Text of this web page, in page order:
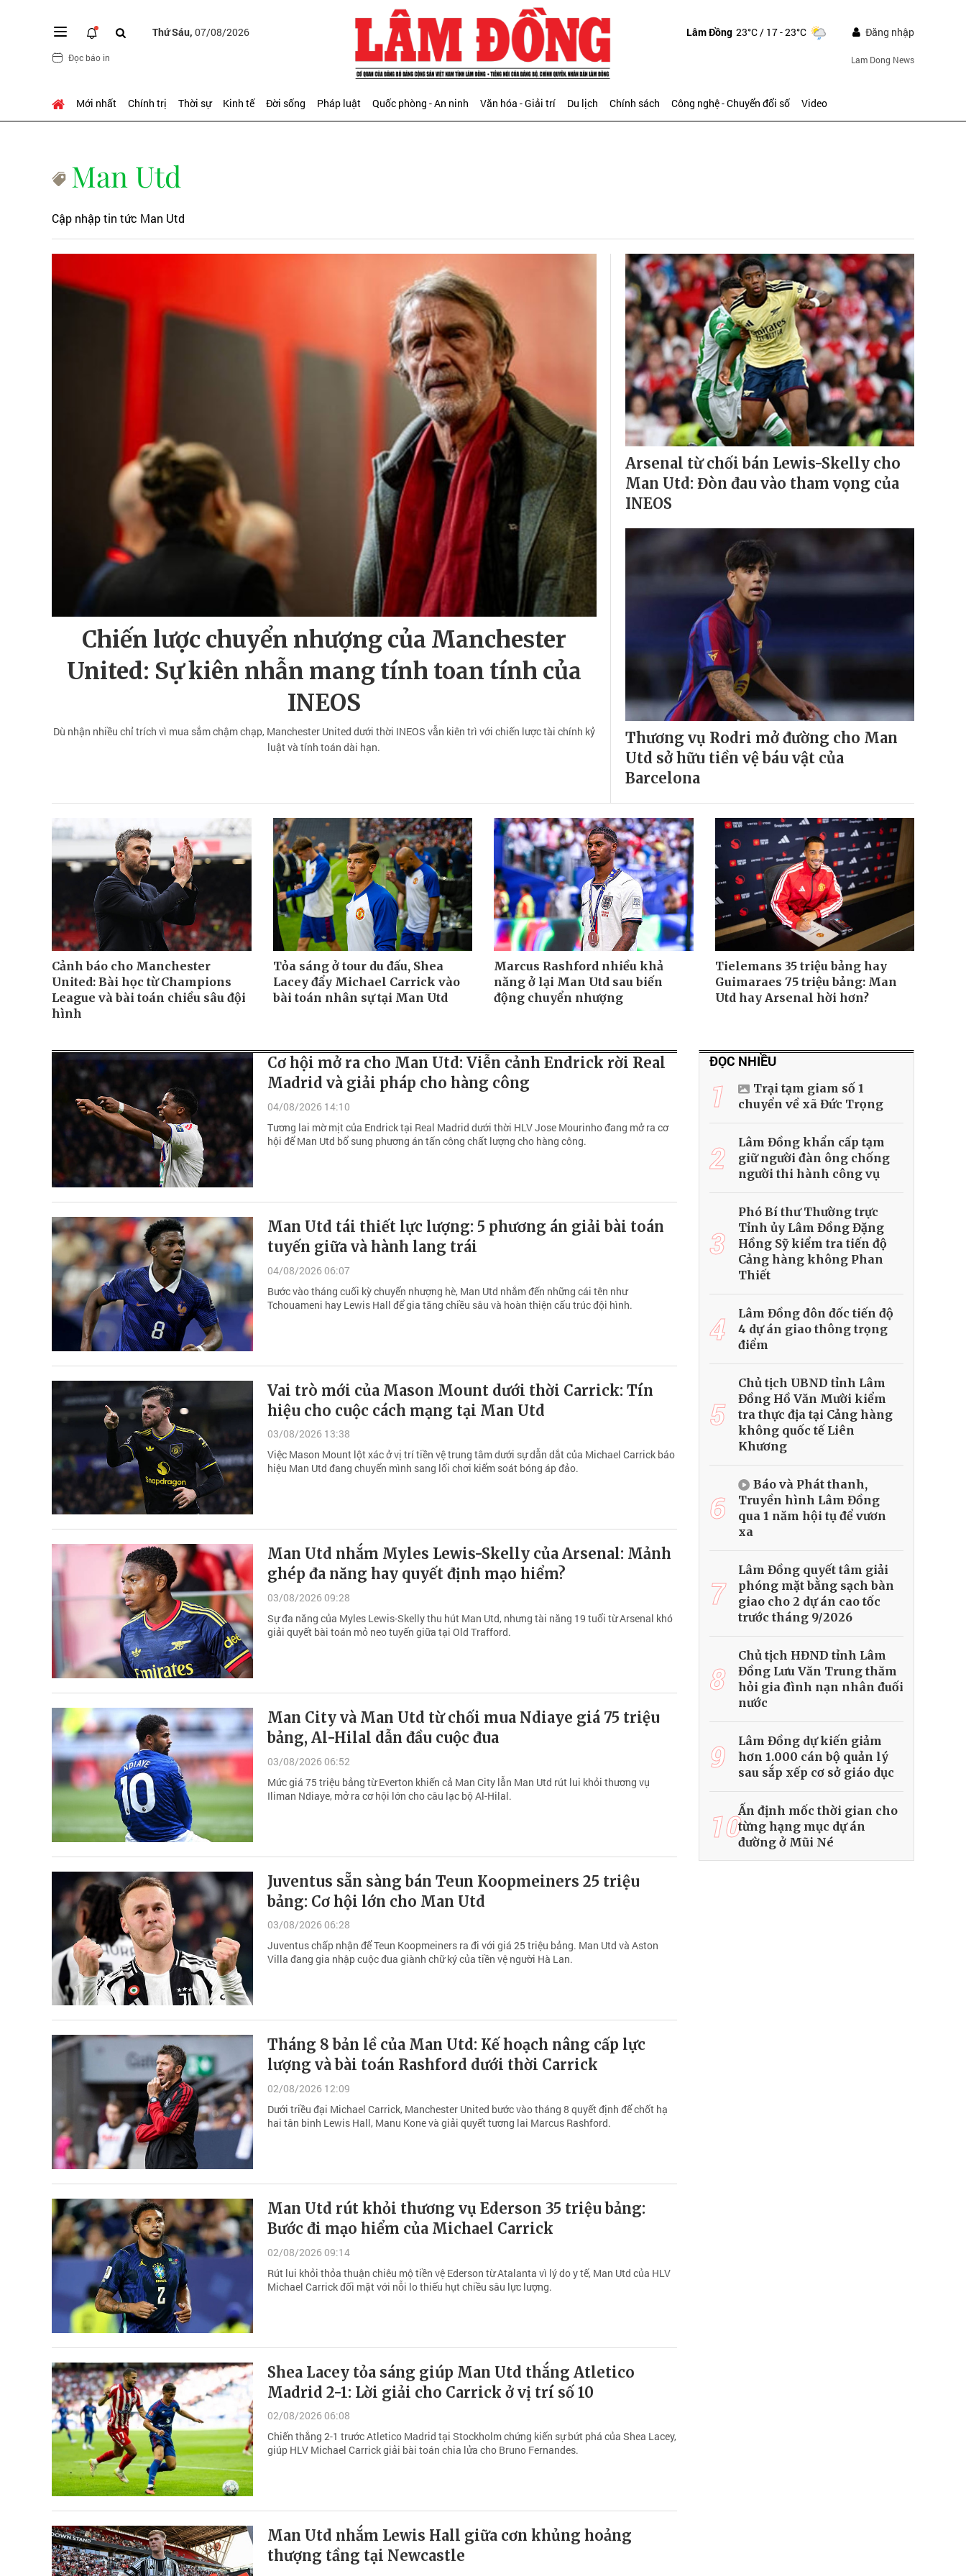
Thứ Sáu, 07/08/2026
Đọc báo in
Lâm Đồng 23°C/ 17 - 23°C Đăng nhập
Lam Dong News
Mới nhất Chính trị Thời sự Kinh tế Đời sống Pháp luật Quốc phòng - An ninh Văn hóa - Giải trí Du lịch Chính sách Công nghệ - Chuyển đổi số Video
Man Utd
Cập nhập tin tức Man Utd
Chiến lược chuyển nhượng của Manchester
United: Sự kiên nhẫn mang tính toan tính của
INEOS
Dù nhận nhiều chỉ trích vì mua sắm chậm chạp, Manchester United dưới thời INEOS vẫn kiên trì với chiến lược tài chính kỷ
luật và tính toán dài hạn.
Arsenal từ chối bán Lewis-Skelly cho
Man Utd: Đòn đau vào tham vọng của
INEOS
Thương vụ Rodri mở đường cho Man
Utd sở hữu tiền vệ báu vật của
Barcelona
Cảnh báo cho Manchester
United: Bài học từ Champions
League và bài toán chiều sâu đội
hình
Tỏa sáng ở tour du đấu, Shea
Lacey đẩy Michael Carrick vào
bài toán nhân sự tại Man Utd
Marcus Rashford nhiều khả
năng ở lại Man Utd sau biến
động chuyển nhượng
Tielemans 35 triệu bảng hay
Guimaraes 75 triệu bảng: Man
Utd hay Arsenal hời hơn?
Cơ hội mở ra cho Man Utd: Viễn cảnh Endrick rời Real
Madrid và giải pháp cho hàng công
04/08/2026 14:10
Tương lai mờ mịt của Endrick tại Real Madrid dưới thời HLV Jose Mourinho đang mở ra cơ
hội để Man Utd bổ sung phương án tấn công chất lượng cho hàng công.
Man Utd tái thiết lực lượng: 5 phương án giải bài toán
tuyến giữa và hành lang trái
04/08/2026 06:07
Bước vào tháng cuối kỳ chuyển nhượng hè, Man Utd nhắm đến những cái tên như
Tchouameni hay Lewis Hall để gia tăng chiều sâu và hoàn thiện cấu trúc đội hình.
Vai trò mới của Mason Mount dưới thời Carrick: Tín
hiệu cho cuộc cách mạng tại Man Utd
03/08/2026 13:38
Việc Mason Mount lột xác ở vị trí tiền vệ trung tâm dưới sự dẫn dắt của Michael Carrick báo
hiệu Man Utd đang chuyển mình sang lối chơi kiểm soát bóng áp đảo.
Man Utd nhắm Myles Lewis-Skelly của Arsenal: Mảnh
ghép đa năng hay quyết định mạo hiểm?
03/08/2026 09:28
Sự đa năng của Myles Lewis-Skelly thu hút Man Utd, nhưng tài năng 19 tuổi từ Arsenal khó
giải quyết bài toán mỏ neo tuyến giữa tại Old Trafford.
Man City và Man Utd từ chối mua Ndiaye giá 75 triệu
bảng, Al-Hilal dẫn đầu cuộc đua
03/08/2026 06:52
Mức giá 75 triệu bảng từ Everton khiến cả Man City lẫn Man Utd rút lui khỏi thương vụ
Iliman Ndiaye, mở ra cơ hội lớn cho câu lạc bộ Al-Hilal.
Juventus sẵn sàng bán Teun Koopmeiners 25 triệu
bảng: Cơ hội lớn cho Man Utd
03/08/2026 06:28
Juventus chấp nhận để Teun Koopmeiners ra đi với giá 25 triệu bảng. Man Utd và Aston
Villa đang gia nhập cuộc đua giành chữ ký của tiền vệ người Hà Lan.
Tháng 8 bản lề của Man Utd: Kế hoạch nâng cấp lực
lượng và bài toán Rashford dưới thời Carrick
02/08/2026 12:09
Dưới triều đại Michael Carrick, Manchester United bước vào tháng 8 quyết định để chốt hạ
hai tân binh Lewis Hall, Manu Kone và giải quyết tương lai Marcus Rashford.
Man Utd rút khỏi thương vụ Ederson 35 triệu bảng:
Bước đi mạo hiểm của Michael Carrick
02/08/2026 09:14
Rút lui khỏi thỏa thuận chiêu mộ tiền vệ Ederson từ Atalanta vì lý do y tế, Man Utd của HLV
Michael Carrick đối mặt với nỗi lo thiếu hụt chiều sâu lực lượng.
Shea Lacey tỏa sáng giúp Man Utd thắng Atletico
Madrid 2-1: Lời giải cho Carrick ở vị trí số 10
02/08/2026 06:08
Chiến thắng 2-1 trước Atletico Madrid tại Stockholm chứng kiến sự bứt phá của Shea Lacey,
giúp HLV Michael Carrick giải bài toán chia lửa cho Bruno Fernandes.
Man Utd nhắm Lewis Hall giữa cơn khủng hoảng
thượng tầng tại Newcastle
ĐỌC NHIỀU
1
Trại tạm giam số 1
chuyển về xã Đức Trọng
2
Lâm Đồng khẩn cấp tạm
giữ người đàn ông chống
người thi hành công vụ
3
Phó Bí thư Thường trực
Tỉnh ủy Lâm Đồng Đặng
Hồng Sỹ kiểm tra tiến độ
Cảng hàng không Phan
Thiết
4
Lâm Đồng đôn đốc tiến độ
4 dự án giao thông trọng
điểm
5
Chủ tịch UBND tỉnh Lâm
Đồng Hồ Văn Mười kiểm
tra thực địa tại Cảng hàng
không quốc tế Liên
Khương
6
Báo và Phát thanh,
Truyền hình Lâm Đồng
qua 1 năm hội tụ để vươn
xa
7
Lâm Đồng quyết tâm giải
phóng mặt bằng sạch bàn
giao cho 2 dự án cao tốc
trước tháng 9/2026
8
Chủ tịch HĐND tỉnh Lâm
Đồng Lưu Văn Trung thăm
hỏi gia đình nạn nhân đuối
nước
9
Lâm Đồng dự kiến giảm
hơn 1.000 cán bộ quản lý
sau sắp xếp cơ sở giáo dục
10Ấn định mốc thời gian cho
từng hạng mục dự án
đường ở Mũi Né